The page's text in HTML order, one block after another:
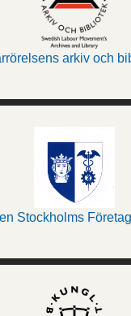
arkiv och
Stockholms